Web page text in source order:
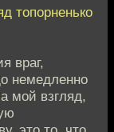
топорненько
враг,
немедленно
мой взгляд,